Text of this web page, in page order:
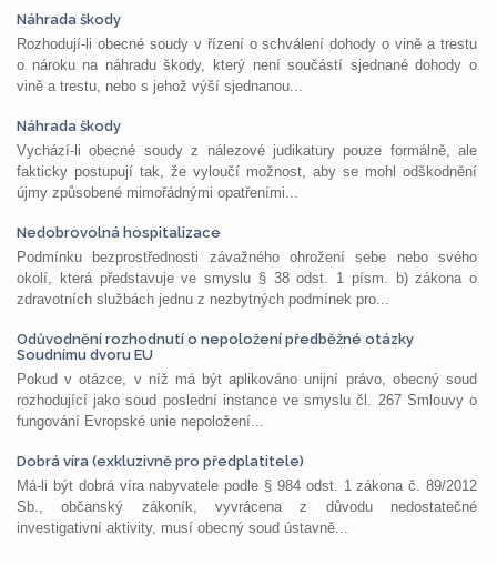
Náhrada škody
Rozhodují-li obecné soudy v řízení o schválení dohody o vině a trestu
o nároku na náhradu škody, který není součástí sjednané dohody o
vině a trestu, nebo s jehož výší sjednanou...
Náhrada škody
Vychází-li obecné soudy z nálezové judikatury pouze formálně, ale
fakticky postupují tak, že vyloučí možnost, aby se mohl odškodnění
újmy způsobené mimořádnými opatřeními...
Nedobrovolná hospitalizace
Podmínku bezprostřednosti závažného ohrožení sebe nebo svého
okolí, která představuje ve smyslu § 38 odst. 1 písm. b) zákona o
zdravotních službách jednu z nezbytných podmínek pro...
Odůvodnění rozhodnutí o nepoložení předběžné otázky
Soudnímu dvoru EU
Pokud v otázce, v níž má být aplikováno unijní právo, obecný soud
rozhodující jako soud poslední instance ve smyslu čl. 267 Smlouvy o
fungování Evropské unie nepoložení...
Dobrá víra (exkluzivně pro předplatitele)
Má-li být dobrá víra nabyvatele podle § 984 odst. 1 zákona č. 89/2012
Sb., občanský zákoník, vyvrácena z důvodu nedostatečné
investigativní aktivity, musí obecný soud ústavně...